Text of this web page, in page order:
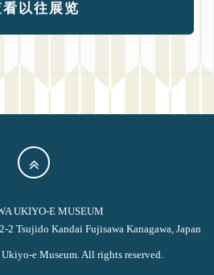
看以往展览
UKIYO-E MUSEUM
2 Tsujido Kandai Fujisawa Kanagawa, Japan
e Museum. All rights reserved.